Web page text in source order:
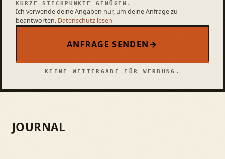
KURZE STICHPUNKTE GENÜGEN.
Ich verwende deine Angaben nur, um deine Anfrage zu
beantworten. Datenschutz lesen
ANFRAGE SENDEN →
KEINE WEITERGABE FÜR WERBUNG.
JOURNAL